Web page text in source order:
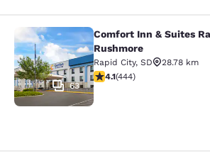
Comfort Inn & Suites
63
Comfort Inn & Suites
Rushmore
Rapid City, SD
28.78 km
4.14 étoiles. Très bon. 444
4.1(444)